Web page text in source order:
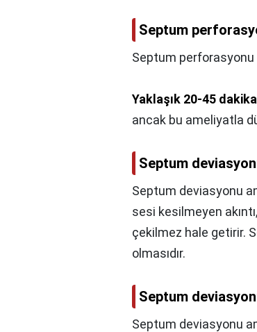
Septum
Septum perforasyonu
Yaklaşık 20-45 dakika
ancak bu ameliyatla
Septum
Septum deviasyonu
sesi kesilmeyen
çekilmez hale getirir.
olmasıdır.
Septum
Septum deviasyonu